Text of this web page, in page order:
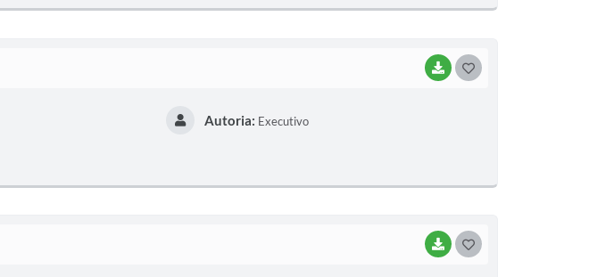
BAIXAR
Autoria: Executivo
BAIXAR